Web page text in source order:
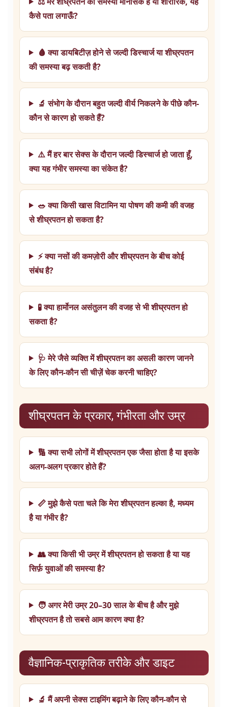
कैसे पता लगाऊँ?
🩸 क्या डायबिटीज़ होने से जल्दी डिस्चार्ज या शीघ्रपतन
की समस्या बढ़ सकती है?
🔬 संभोग के दौरान बहुत जल्दी वीर्य निकलने के पीछे कौन-
कौन से कारण हो सकते हैं?
⚠️ मैं हर बार सेक्स के दौरान जल्दी डिस्चार्ज हो जाता हूँ,
क्या यह गंभीर समस्या का संकेत है?
🥗 क्या किसी खास विटामिन या पोषण की कमी की वजह
से शीघ्रपतन हो सकता है?
⚡ क्या नसों की कमज़ोरी और शीघ्रपतन के बीच कोई
संबंध है?
🧪 क्या हार्मोनल असंतुलन की वजह से भी शीघ्रपतन हो
सकता है?
🩺 मेरे जैसे व्यक्ति में शीघ्रपतन का असली कारण जानने
के लिए कौन-कौन सी चीज़ें चेक करनी चाहिए?
शीघ्रपतन के प्रकार, गंभीरता और उम्र
🔢 क्या सभी लोगों में शीघ्रपतन एक जैसा होता है या इसके
अलग-अलग प्रकार होते हैं?
📏 मुझे कैसे पता चले कि मेरा शीघ्रपतन हल्का है, मध्यम
है या गंभीर है?
👥 क्या किसी भी उम्र में शीघ्रपतन हो सकता है या यह
सिर्फ़ युवाओं की समस्या है?
🧑 अगर मेरी उम्र 20–30 साल के बीच है और मुझे
शीघ्रपतन है तो सबसे आम कारण क्या है?
वैज्ञानिक-प्राकृतिक तरीके और डाइट
🔬 मैं अपनी सेक्स टाइमिंग बढ़ाने के लिए कौन-कौन से